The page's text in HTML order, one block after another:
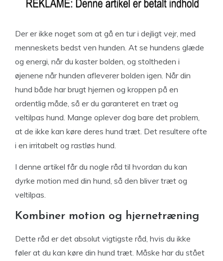
Der er ikke noget som at gå en tur i dejligt vejr, med
menneskets bedst ven hunden. At se hundens glæde
og energi, når du kaster bolden, og stoltheden i
øjenene når hunden afleverer bolden igen. Når din
hund både har brugt hjernen og kroppen på en
ordentlig måde, så er du garanteret en træt og
veltilpas hund. Mange oplever dog bare det problem,
at de ikke kan køre deres hund træt. Det resultere ofte
i en irritabelt og rastløs hund.
I denne artikel får du nogle råd til hvordan du kan
dyrke motion med din hund, så den bliver træt og
veltilpas.
Kombiner motion og hjernetræning
Dette råd er det absolut vigtigste råd, hvis du ikke
føler at du kan køre din hund træt. Måske har du stået